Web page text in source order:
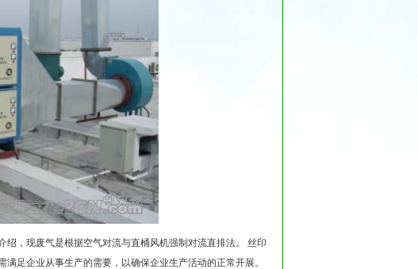
，现废气是根据空气对流与直桶风机强制对流直排法。 丝印
足企业从事生产的需要，以确保企业生产活动的正常开展。